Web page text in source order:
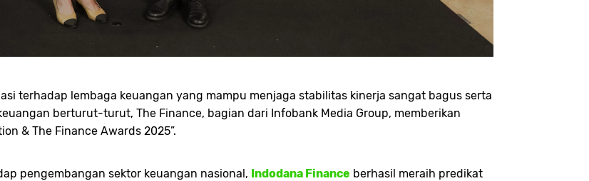
terhadap lembaga keuangan yang mampu menjaga stabilitas kinerja sangat bagus serta
berturut-turut, The Finance, bagian dari Infobank Media Group, memberikan
& The Finance Awards 2025”.
pengembangan sektor keuangan nasional, Indodana Finance berhasil meraih predikat